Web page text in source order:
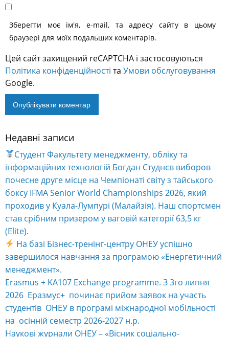
Зберегти моє ім'я, e-mail, та адресу сайту в цьому
браузері для моїх подальших коментарів.
Цей сайт захищений reCAPTCHA і застосовуються
Політика конфіденційності та Умови обслуговування
Google.
Alternative:
Недавні записи
Студент Факультету менеджменту, обліку та
інформаційних технологій Богдан Студнєв виборов
почесне друге місце на Чемпіонаті світу з тайського
боксу IFMA Senior World Championships 2026, який
проходив у Куала-Лумпурі (Малайзія). Наш спортсмен
став срібним призером у ваговій категорії 63,5 кг
(Elite).
На базі Бізнес-тренінг-центру ОНЕУ успішно
завершилося навчання за програмою «Енергетичний
менеджмент».
Erasmus + KA107 Exchange programme. З 3го липня
2026 Еразмус+ починає прийом заявок на участь
студентів ОНЕУ в програмі міжнародної мобільності
на осінній семестр 2026-2027 н.р.
Наукові журнали ОНЕУ – «Вісник соціально-